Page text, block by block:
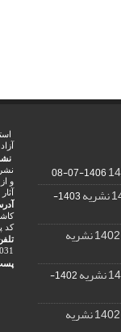
1406-07-08
1403-
1402-
و
کد
031 ،فکس:031-55511126